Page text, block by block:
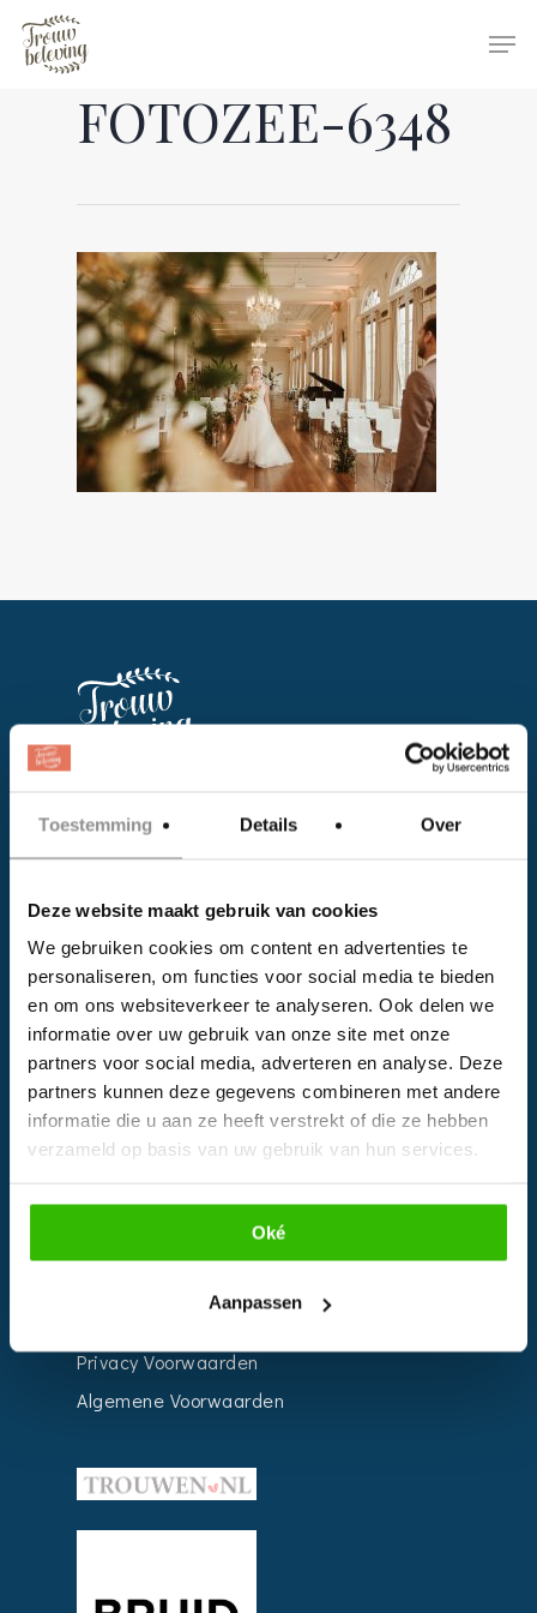
Toestemming Details Over
Deze website maakt gebruik van cookies
We gebruiken cookies om content en advertenties te
personaliseren, om functies voor social media te bieden
en om ons websiteverkeer te analyseren. Ook delen we
informatie over uw gebruik van onze site met onze
partners voor social media, adverteren en analyse. Deze
partners kunnen deze gegevens combineren met andere
informatie die u aan ze heeft verstrekt of die ze hebben
verzameld op basis van uw gebruik van hun services.
Oké
Aanpassen
Hit enter to search or ESC to close
FOTOZEE-6348
Facebook
Instagram
EVENTS
Kalender
Bedrijven
Impressie
Weddingplanner
Privacy Voorwaarden
Algemene Voorwaarden